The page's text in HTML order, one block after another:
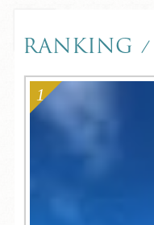
RANKING /